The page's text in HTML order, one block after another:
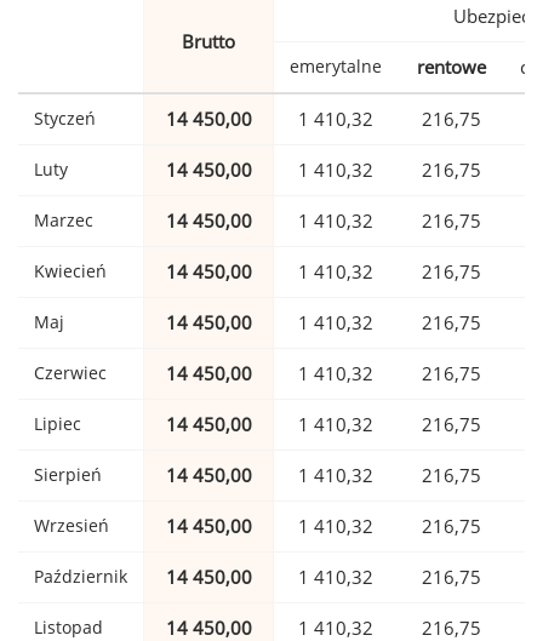
Brutto
emerytalne rentowe
Styczeń 14 450,00 1 410,32 216,75
Luty 14 450,00 1 410,32 216,75
Marzec 14 450,00 1 410,32 216,75
Kwiecień 14 450,00 1 410,32 216,75
Maj 14 450,00 1 410,32 216,75
Czerwiec 14 450,00 1 410,32 216,75
Lipiec 14 450,00 1 410,32 216,75
Sierpień 14 450,00 1 410,32 216,75
Wrzesień 14 450,00 1 410,32 216,75
Październik 14 450,00 1 410,32 216,75
Listopad 14 450,00 1 410,32 216,75